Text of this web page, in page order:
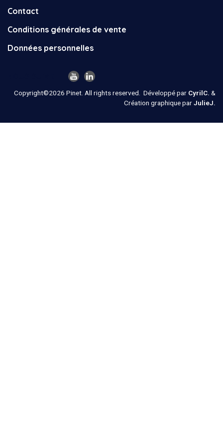
Contact
Conditions générales de vente
Données personnelles
Copyright©2026 Pinet. All rights reserved. Développé par CyrilC. &
Création graphique parJulieJ.